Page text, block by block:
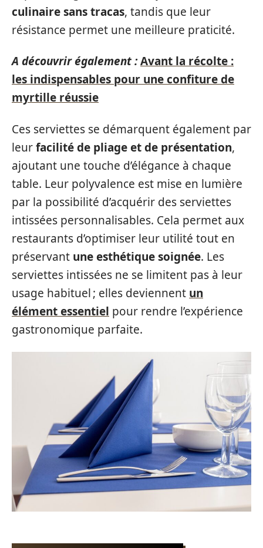
culinaire sans tracas, tandis que leur
résistance permet une meilleure praticité.
A découvrir également :Avant la récolte :
les indispensables pour une confiture de
myrtille réussie
Ces serviettes se démarquent également par
leurfacilité de pliage et de présentation,
ajoutant une touche d’élégance à chaque
table. Leur polyvalence est mise en lumière
par la possibilité d’acquérir des serviettes
intissées personnalisables. Cela permet aux
restaurants d’optimiser leur utilité tout en
préservant une esthétique soignée. Les
serviettes intissées ne se limitent pas à leur
usage habituel ; elles deviennent un
élément essentiel pour rendre l’expérience
gastronomique parfaite.